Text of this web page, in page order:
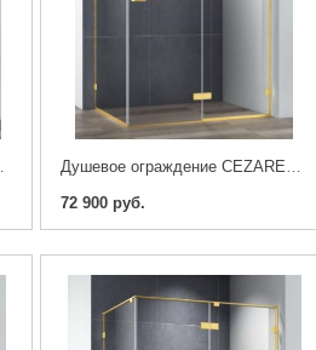
C-BORO
Душевое ограждение CEZARES BELLAGIO-AH-1-120/90-C-BORO
72 900 руб.